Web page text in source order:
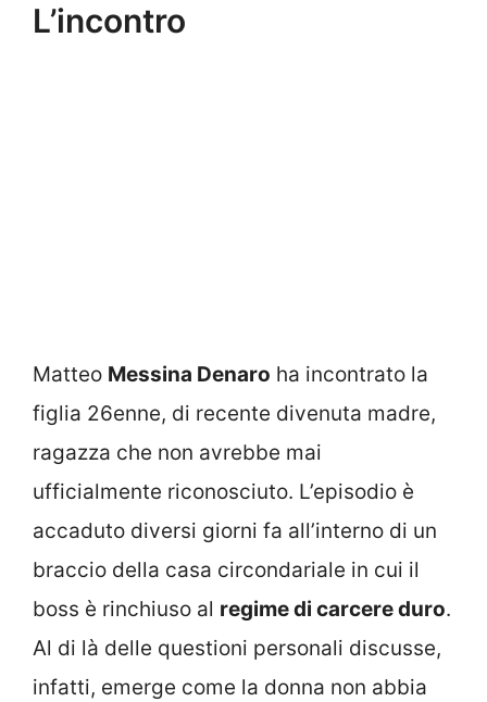
L’incontro
Matteo Messina Denaro ha incontrato la
figlia 26enne, di recente divenuta madre,
ragazza che non avrebbe mai
ufficialmente riconosciuto. L’episodio è
accaduto diversi giorni fa all’interno di un
braccio della casa circondariale in cui il
boss è rinchiuso al regime di carcere duro.
Al di là delle questioni personali discusse,
infatti, emerge come la donna non abbia